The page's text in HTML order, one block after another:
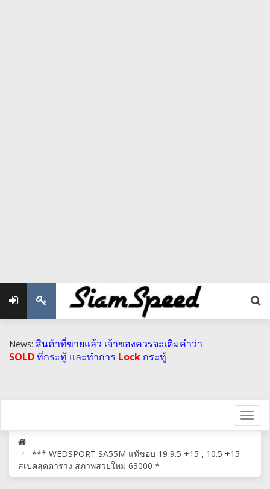
News: สินค้าที่ขายแล้ว เจ้าของควรจะเติมคำว่า
SOLDที่กระทู้ และทำการ Lock กระทู้
*** WEDSPORT SA55M แท้ขอบ 19 9.5 +15 , 10.5 +15
สเปคสุดตาราง สภาพสวยใหม่ 63000 *